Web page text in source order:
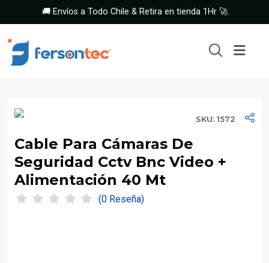
🚚 Envíos a Todo Chile & Retira en tienda 1Hr 🚀
SKU: 1572
Cable Para Cámaras De
Seguridad Cctv Bnc Video +
Alimentación 40 Mt
(0 Reseña)